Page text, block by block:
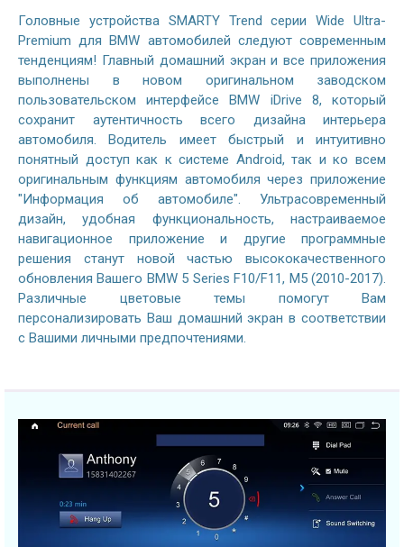
Головные устройства SMARTY Trend серии Wide Ultra-
Premium для BMW автомобилей следуют современным
тенденциям! Главный домашний экран и все приложения
выполнены в новом оригинальном заводском
пользовательском интерфейсе BMW iDrive 8, который
сохранит аутентичность всего дизайна интерьера
автомобиля. Водитель имеет быстрый и интуитивно
понятный доступ как к системе Android, так и ко всем
оригинальным функциям автомобиля через приложение
"Информация об автомобиле". Ультрасовременный
дизайн, удобная функциональность, настраиваемое
навигационное приложение и другие программные
решения станут новой частью высококачественного
обновления Вашего BMW 5 Series F10/F11, M5 (2010-2017).
Различные цветовые темы помогут Вам
персонализировать Ваш домашний экран в соответствии
с Вашими личными предпочтениями.